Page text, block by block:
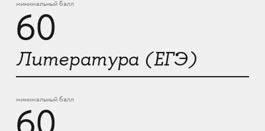
минимальный балл
60
Литература (ЕГЭ)
минимальный балл